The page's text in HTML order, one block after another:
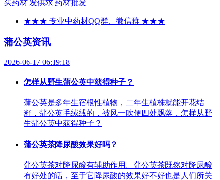
买药材 发供求 药材批发
★★★ 专业中药材QQ群、微信群 ★★★
蒲公英资讯
2026-06-17 06:19:18
怎样从野生蒲公英中获得种子？
蒲公英是多年生宿根性植物，二年生植株就能开花结
籽，蒲公英毛绒绒的，被风一吹便四处飘落，怎样从野
生蒲公英中获得种子？
蒲公英茶降尿酸效果好吗？
蒲公英茶对降尿酸有辅助作用。蒲公英茶既然对降尿酸
有好处的话，至于它降尿酸的效果好不好也是人们所关